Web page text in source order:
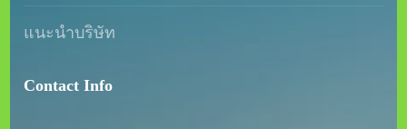
แนะนำบริษัท
Contact Info